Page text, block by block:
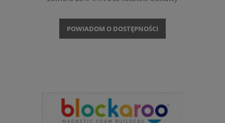
POWIADOM O DOSTĘPNOŚCI